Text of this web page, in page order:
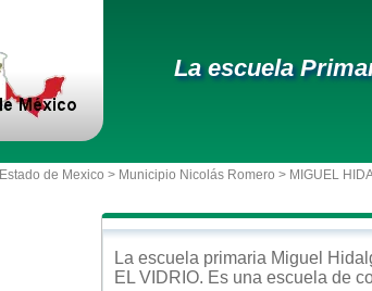
La escuela
Estado de Mexico > Municipio Nicolás Romero > MIGUEL
La escuela primaria Miguel
EL VIDRIO. Es una escuela de